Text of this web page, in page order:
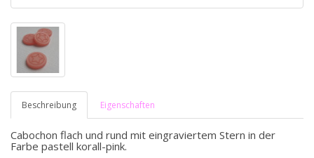
Beschreibung Eigenschaften
Cabochon flach und rund mit eingraviertem Stern in der
Farbe pastell korall-pink.